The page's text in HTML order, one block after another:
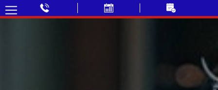
✓ Déplacement GRATUIT
✓ Prix fixe annoncé par téléphone
✓ Sans majoration soir & week-end
✓ Paiement CB accepté